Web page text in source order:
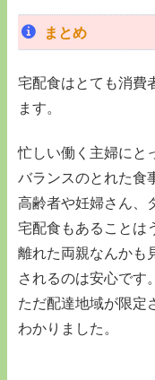
まとめ
宅配食はとても消費
ます。
忙しい働く主婦にと
バランスのとれた食
高齢者や妊婦さん、
宅配食もあることは
離れた両親なんかも
されるのは安心です。
ただ配達地域が限定
わかりました。